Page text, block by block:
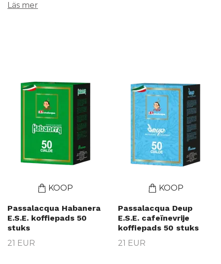
je espressomachine plaatsen en voilà, binnen no-time geniet je van een
Läs mer
KOOP
Passalacqua Habanera
E.S.E. koffiepads 50
stuks
21 EUR
KOOP
Passalacqua Deup
E.S.E. cafeïnevrije
koffiepads 50 stuks
21 EUR